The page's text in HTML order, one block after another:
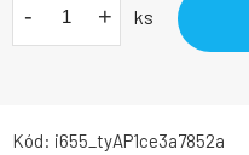
- + ks
Kód: i655_tyAP1ce3a7852a